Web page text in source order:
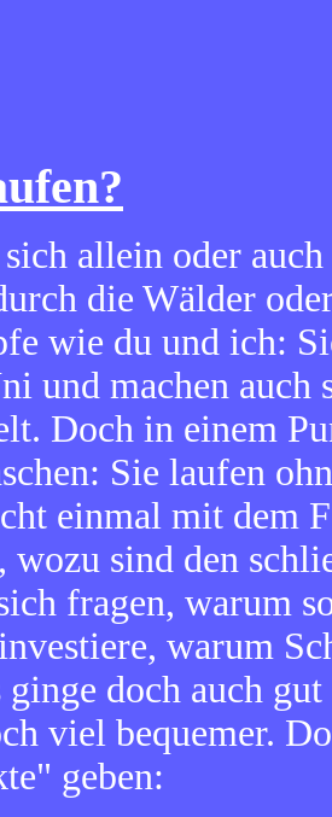
allein oder
die Wälder
wie du und ich:
und machen auch
Doch in einem
Sie laufen
einmal mit dem
wozu sind den
fragen, warum
warum
doch auch
viel bequemer.
geben: